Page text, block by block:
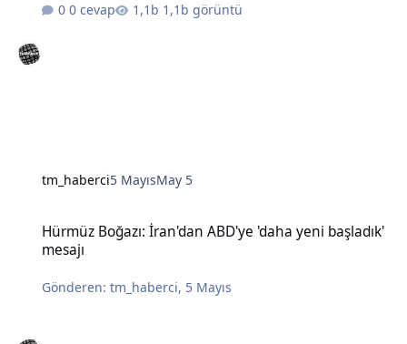
0 cevap
1,1b görüntü
tm_haberci5 MayısMay 5
Hürmüz Boğazı: İran'dan ABD'ye 'daha yeni başladık'
mesajı
Gönderen:tm_haberci, 5 Mayıs